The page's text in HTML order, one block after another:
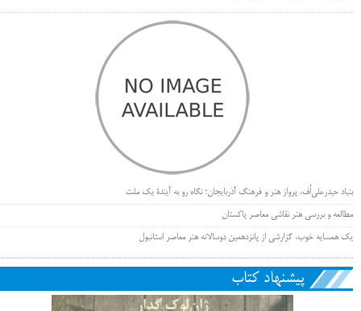
بنیاد حیدرعلی‌اُف، پرواز هنر و فرهنگ آذربایجان؛ نگاه رو به آیندۀ یک ملت
مطالعه و بررسی هنر نقاشی معاصر پاکستان
یک همسایه خوب، گزارشی از پانزدهمین دوسالانه هنر معاصر استانبول
پیشنهاد کتاب